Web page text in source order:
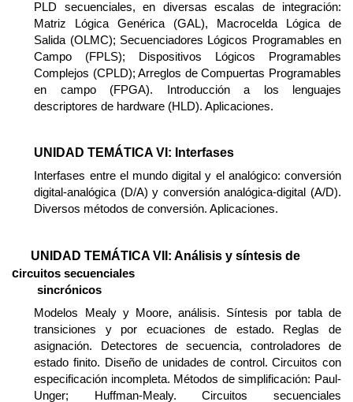
PLD secuenciales, en diversas escalas de integración:
Matriz Lógica Genérica (GAL), Macrocelda Lógica de
Salida (OLMC); Secuenciadores Lógicos Programables en
Campo (FPLS); Dispositivos Lógicos Programables
Complejos (CPLD); Arreglos de Compuertas Programables
en campo (FPGA). Introducción a los lenguajes
descriptores de hardware (HLD). Aplicaciones.
UNIDAD TEMÁTICA VI: Interfases
Interfases entre el mundo digital y el analógico: conversión
digital-analógica (D/A) y conversión analógica-digital (A/D).
Diversos métodos de conversión. Aplicaciones.
UNIDAD TEMÁTICA VII: Análisis y síntesis de
circuitos secuenciales
sincrónicos
Modelos Mealy y Moore, análisis. Síntesis por tabla de
transiciones y por ecuaciones de estado. Reglas de
asignación. Detectores de secuencia, controladores de
estado finito. Diseño de unidades de control. Circuitos con
especificación incompleta. Métodos de simplificación: Paul-
Unger; Huffman-Mealy. Circuitos secuenciales